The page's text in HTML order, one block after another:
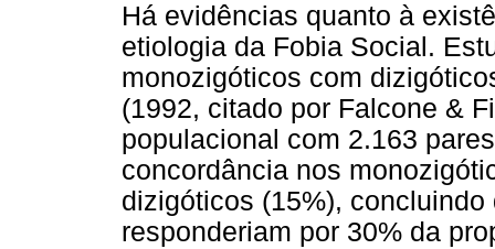
Há evidências quanto à
etiologia da Fobia Social.
monozigóticos com
(1992, citado por Falcone &
populacional com 2.163
concordância nos
dizigóticos (15%),
responderiam por 30% da